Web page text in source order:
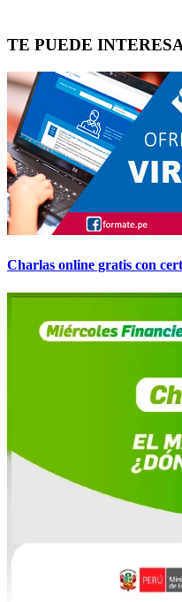
TE PUEDE
Charlas online gratis con